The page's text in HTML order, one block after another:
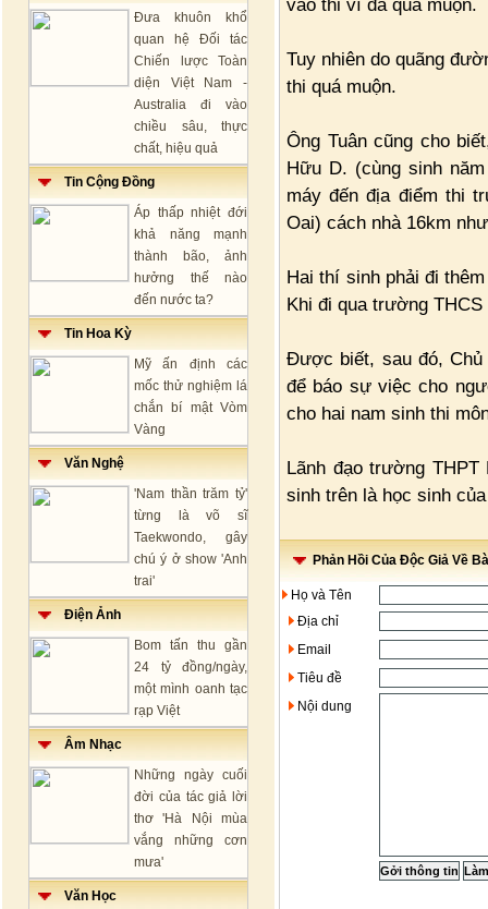
Đưa khuôn khổ
quan hệ Đối tác
Chiến lược Toàn
diện Việt Nam -
Australia đi vào
chiều sâu, thực
chất, hiệu quả
Tin Cộng Đồng
Áp thấp nhiệt đới
khả năng mạnh
thành bão, ảnh
hưởng thế nào
đến nước ta?
Tin Hoa Kỳ
Mỹ ấn định các
mốc thử nghiệm lá
chắn bí mật Vòm
Vàng
Văn Nghệ
'Nam thần trăm tỷ'
từng là võ sĩ
Taekwondo, gây
chú ý ở show 'Anh
trai'
Điện Ảnh
Bom tấn thu gần
24 tỷ đồng/ngày,
một mình oanh tạc
rạp Việt
Âm Nhạc
Những ngày cuối
đời của tác giả lời
thơ 'Hà Nội mùa
vắng những cơn
mưa'
Văn Học
vào thi vì đã quá muộn.
Tuy nhiên do quãng
thi quá muộn.
Ông Tuân cũng cho
Hữu D. (cùng sinh
máy đến địa điểm thi
Oai) cách nhà 16km
Hai thí sinh phải đi
Khi đi qua trường
Được biết, sau đó,
để báo sự việc cho
cho hai nam sinh thi
Lãnh đạo trường
sinh trên là học sinh
Phản Hồi Của Độc Giả Về
Họ và Tên
Địa chỉ
Email
Tiêu đề
Nội dung